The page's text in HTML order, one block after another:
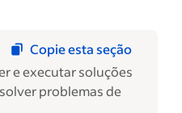
Copie esta seção
e executar soluções
problemas de